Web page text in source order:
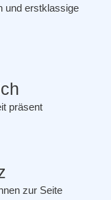
und erstklassige
präsent
zur Seite